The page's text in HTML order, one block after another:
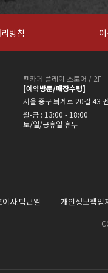
방침
펜카페 플레이 스토어 / 2F
[예약방문/매장수령]
서울 중구 퇴계로 20길 43
월-금 : 13:00 - 18:00
토/일/공휴일 휴무
이사:박근일 개인정보책임